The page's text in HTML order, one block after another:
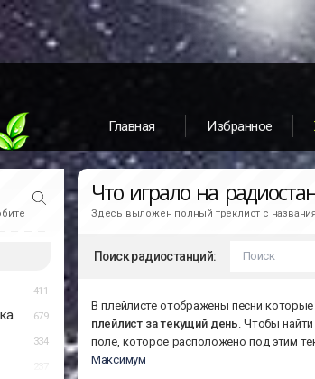
Главная Избранное
411
679
334
Что играло на
Здесь выложен полный треклист с
Поиск радиостанций:
В плейлисте отображены песни которые
плейлист затекущий день . Чтобы
поле, которое расположено под этим
Максимум